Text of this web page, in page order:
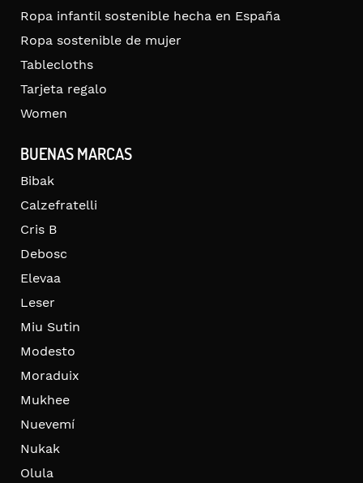
Ropa infantil sostenible hecha en España
Ropa sostenible de mujer
Tablecloths
Tarjeta regalo
Women
BUENAS MARCAS
Bibak
Calzefratelli
Cris B
Debosc
Elevaa
Leser
Miu Sutin
Modesto
Moraduix
Mukhee
Nuevemí
Nukak
Olula